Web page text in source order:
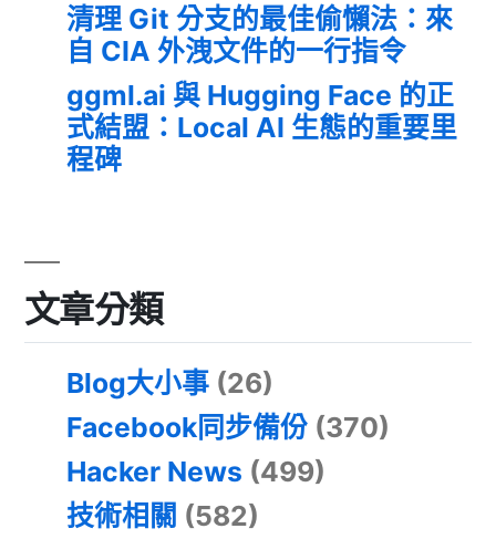
清理 Git 分支的最佳偷懶法：來
自 CIA 外洩文件的一行指令
ggml.ai 與 Hugging Face 的正
式結盟：Local AI 生態的重要里
程碑
文章分類
Blog大小事 (26)
Facebook同步備份 (370)
Hacker News (499)
技術相關 (582)